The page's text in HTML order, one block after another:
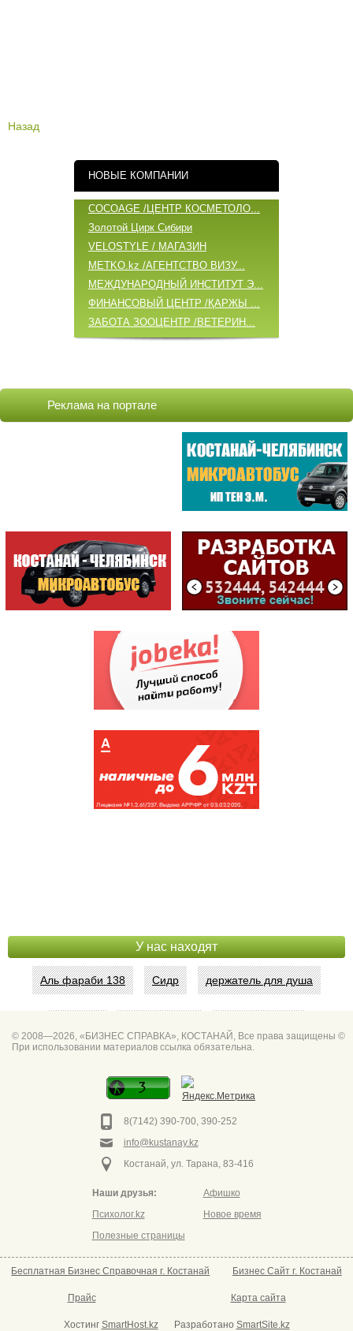
Назад
НОВЫЕ КОМПАНИИ
COCOAGE /ЦЕНТР КОСМЕТОЛО...
Золотой Цирк Сибири
VELOSTYLE / МАГАЗИН
METKO.kz /АГЕНТСТВО ВИЗУ...
МЕЖДУНАРОДНЫЙ ИНСТИТУТ Э...
ФИНАНСОВЫЙ ЦЕНТР /ҚАРЖЫ ...
ЗАБОТА ЗООЦЕНТР /ВЕТЕРИН...
ВИТА ЦЕНТР / VITA ЦЕНТР/...
VELOSTYLE / МАГАЗИН
METKO.kz /АГЕНТСТВО ВИЗУ...
СТРОИТЕЛЬ /МАГАЗИН /ИП К...
ЦЕНТРАЛ /БИЛЬЯРДНЫЙ КЛУБ
САМЫЕ ПОСЕЩАЕМЫЕ
ЦЕНТР
(198805)
АСТЫКЖАН /СУПЕРМАР...
(171383)
СПЕЦИАЛИЗИРОВАННЫЙ...
(144043)
НАЛОГОВОЕ УПРАВЛЕН...
(135792)
КИНОТЕАТР КАЗАХСТАН
(121346)
Реклама на портале
У нас находят
Аль фараби 138 Сидр держатель для душа
© 2008—2026, «БИЗНЕС СПРАВКА», КОСТАНАЙ, Все права защищены ©
При использовании материалов ссылка обязательна.
8(7142) 390-700, 390-252
info@kustanay.kz
Костанай, ул. Тарана, 83-416
Наши друзья:
Психолог.kz
Полезные страницы
Афишко
Новое время
Бесплатная Бизнес Справочная г. Костанай Бизнес Сайт г. Костанай
Прайс Карта сайта
Хостинг SmartHost.kz Разработано SmartSite.kz